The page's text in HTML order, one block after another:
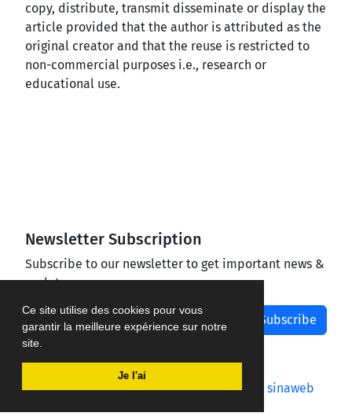
Ce site utilise des cookies pour vous
garantir la meilleure expérience sur notre
site.
Je l'ai
copy, distribute, transmit disseminate or display the
article provided that the author is attributed as the
original creator and that the reuse is restricted to
non-commercial purposes i.e., research or
educational use.
Newsletter Subscription
Subscribe to our newsletter to get important news &
updates
Subscribe
Journal management system.designed by sinaweb